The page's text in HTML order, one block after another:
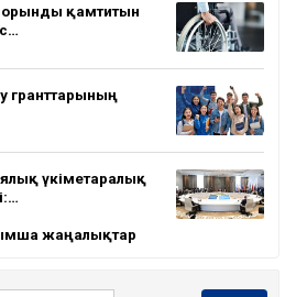
орынды қамтитын
гранттарының
үкіметаралық
жаңалықтар